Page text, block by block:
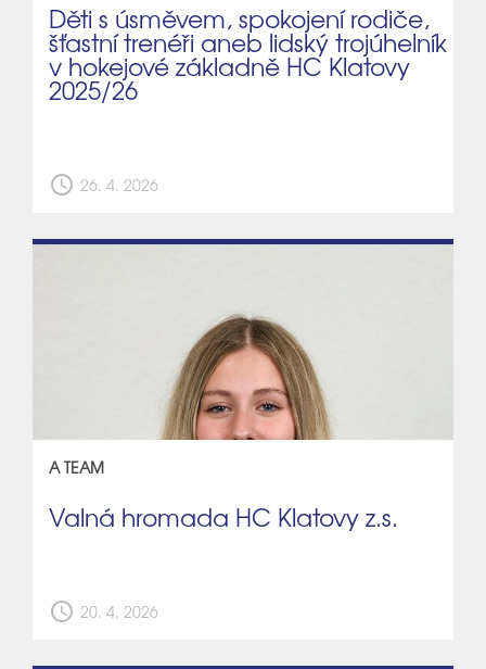
Děti s úsměvem, spokojení rodiče,
šťastní trenéři aneb lidský trojúhelník
v hokejové základně HC Klatovy
2025/26
schedule 26. 4. 2026
A TEAM
Valná hromada HC Klatovy z.s.
schedule 20. 4. 2026